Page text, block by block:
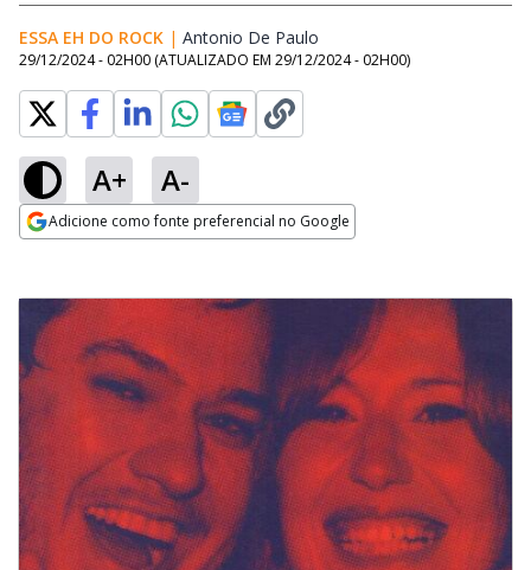
ESSA EH DO ROCK | Antonio De Paulo
29/12/2024 - 02H00 (ATUALIZADO EM 29/12/2024 - 02H00)
A+ A-
Adicione como fonte preferencial no Google